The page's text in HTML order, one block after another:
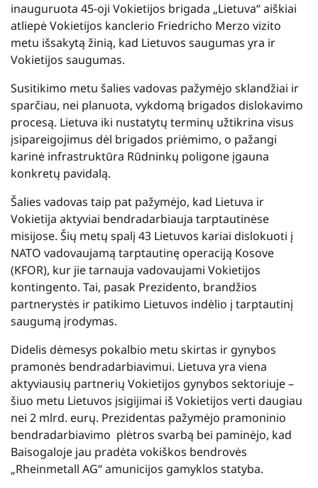
inauguruota 45-oji Vokietijos brigada „Lietuva“ aiškiai
atliepė Vokietijos kanclerio Friedricho Merzo vizito
metu išsakytą žinią, kad Lietuvos saugumas yra ir
Vokietijos saugumas.
Susitikimo metu šalies vadovas pažymėjo sklandžiai ir
sparčiau, nei planuota, vykdomą brigados dislokavimo
procesą. Lietuva iki nustatytų terminų užtikrina visus
įsipareigojimus dėl brigados priėmimo, o pažangi
karinė infrastruktūra Rūdninkų poligone įgauna
konkretų pavidalą.
Šalies vadovas taip pat pažymėjo, kad Lietuva ir
Vokietija aktyviai bendradarbiauja tarptautinėse
misijose. Šių metų spalį 43 Lietuvos kariai dislokuoti į
NATO vadovaujamą tarptautinę operaciją Kosove
(KFOR), kur jie tarnauja vadovaujami Vokietijos
kontingento. Tai, pasak Prezidento, brandžios
partnerystės ir patikimo Lietuvos indėlio į tarptautinį
saugumą įrodymas.
Didelis dėmesys pokalbio metu skirtas ir gynybos
pramonės bendradarbiavimui. Lietuva yra viena
aktyviausių partnerių Vokietijos gynybos sektoriuje –
šiuo metu Lietuvos įsigijimai iš Vokietijos verti daugiau
nei 2 mlrd. eurų. Prezidentas pažymėjo pramoninio
bendradarbiavimo plėtros svarbą bei paminėjo, kad
Baisogaloje jau pradėta vokiškos bendrovės
„Rheinmetall AG“ amunicijos gamyklos statyba.